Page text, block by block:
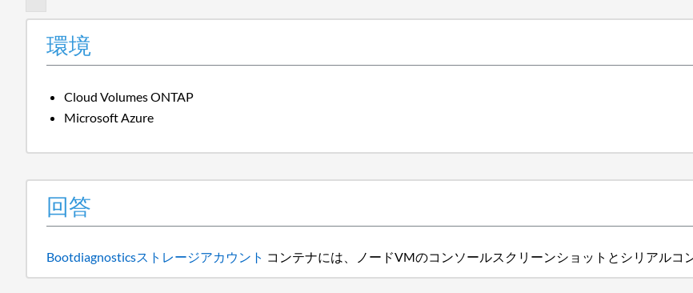
環境
Cloud Volumes ONTAP
Microsoft Azure
回答
Bootdiagnosticsストレージアカウント コンテナには、ノードVMのコンソールスクリーンショットとシリアルコ